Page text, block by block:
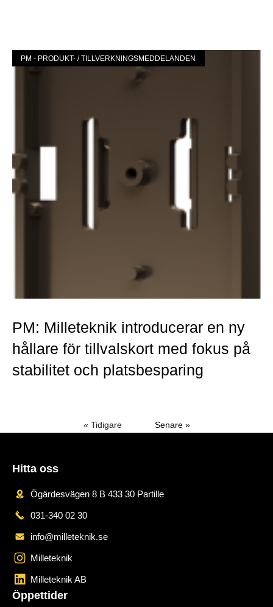
PM - PRODUKT- / TILLVERKNINGSMEDDELANDEN
PM: Milleteknik introducerar en ny
hållare för tillvalskort med fokus på
stabilitet och platsbesparing
« Tidigare Senare »
Hitta oss
Ögärdesvägen 8 B 433 30 Partille
031-340 02 30
info@milleteknik.se
Milleteknik
Milleteknik AB
Öppettider